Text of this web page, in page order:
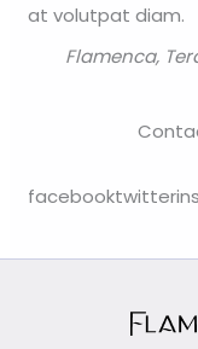
at volutpat diam.
Flamenca,